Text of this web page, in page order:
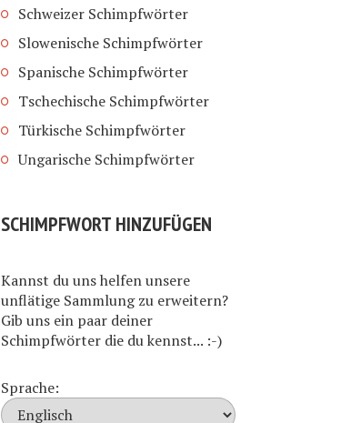
Schweizer Schimpfwörter
Slowenische Schimpfwörter
Spanische Schimpfwörter
Tschechische Schimpfwörter
Türkische Schimpfwörter
Ungarische Schimpfwörter
SCHIMPFWORT HINZUFÜGEN
Kannst du uns helfen unsere
unflätige Sammlung zu erweitern?
Gib uns ein paar deiner
Schimpfwörter die du kennst... :-)
Sprache: